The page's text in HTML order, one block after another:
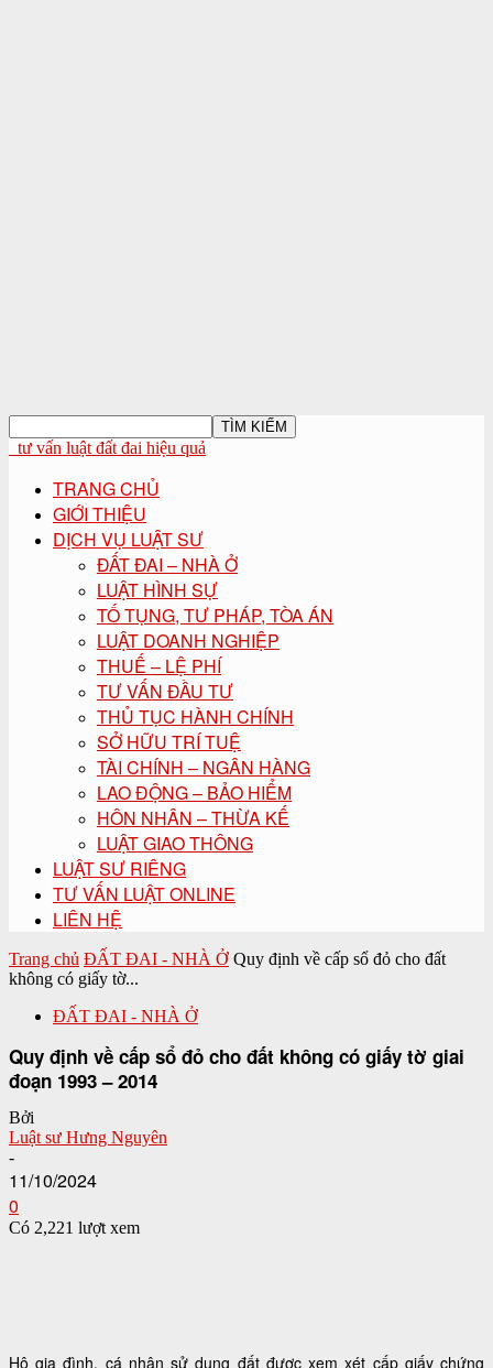
tư vấn luật đất đai hiệu quả
TRANG CHỦ
GIỚI THIỆU
DỊCH VỤ LUẬT SƯ
ĐẤT ĐAI – NHÀ Ở
LUẬT HÌNH SỰ
TỐ TỤNG, TƯ PHÁP, TÒA ÁN
LUẬT DOANH NGHIỆP
THUẾ – LỆ PHÍ
TƯ VẤN ĐẦU TƯ
THỦ TỤC HÀNH CHÍNH
SỞ HỮU TRÍ TUỆ
TÀI CHÍNH – NGÂN HÀNG
LAO ĐỘNG – BẢO HIỂM
HÔN NHÂN – THỪA KẾ
LUẬT GIAO THÔNG
LUẬT SƯ RIÊNG
TƯ VẤN LUẬT ONLINE
LIÊN HỆ
Trang chủ ĐẤT ĐAI - NHÀ Ở Quy định về cấp sổ đỏ cho đất
không có giấy tờ...
ĐẤT ĐAI - NHÀ Ở
Quy định về cấp sổ đỏ cho đất không có giấy tờ giai
đoạn 1993 – 2014
Bởi
Luật sư Hưng Nguyên
-
11/10/2024
0
Có 2,221 lượt xem
Hộ gia đình, cá nhân sử dụng đất được xem xét cấp giấy chứng